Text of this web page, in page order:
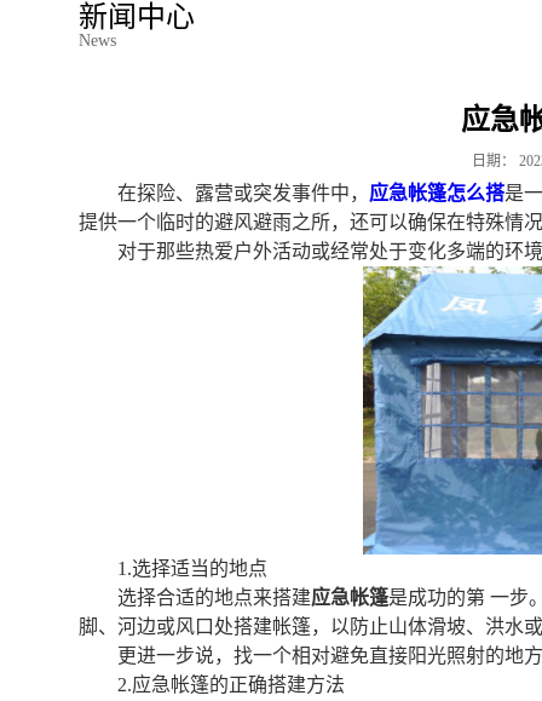
新闻中心
News
应急
日期：
在探险、露营或突发事件中， 应急帐篷怎么搭是
提供一个临时的避风避雨之所，还可以确保在特殊情
对于那些热爱户外活动或经常处于变化多端的环
1.选择适当的地点
选择合适的地点来搭建应急帐篷是成功的第 一步
脚、河边或风口处搭建帐篷，以防止山体滑坡、洪水
更进一步说，找一个相对避免直接阳光照射的地
2.应急帐篷的正确搭建方法